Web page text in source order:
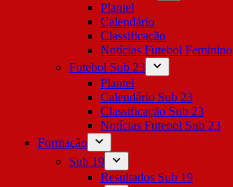
Plantel
Calendário
Classificação
Notícias Futebol Feminino
Futebol Sub 23
Plantel
Calendário Sub 23
Classificação Sub 23
Notícias Futebol Sub 23
Formação
Sub 19
Resultados Sub 19